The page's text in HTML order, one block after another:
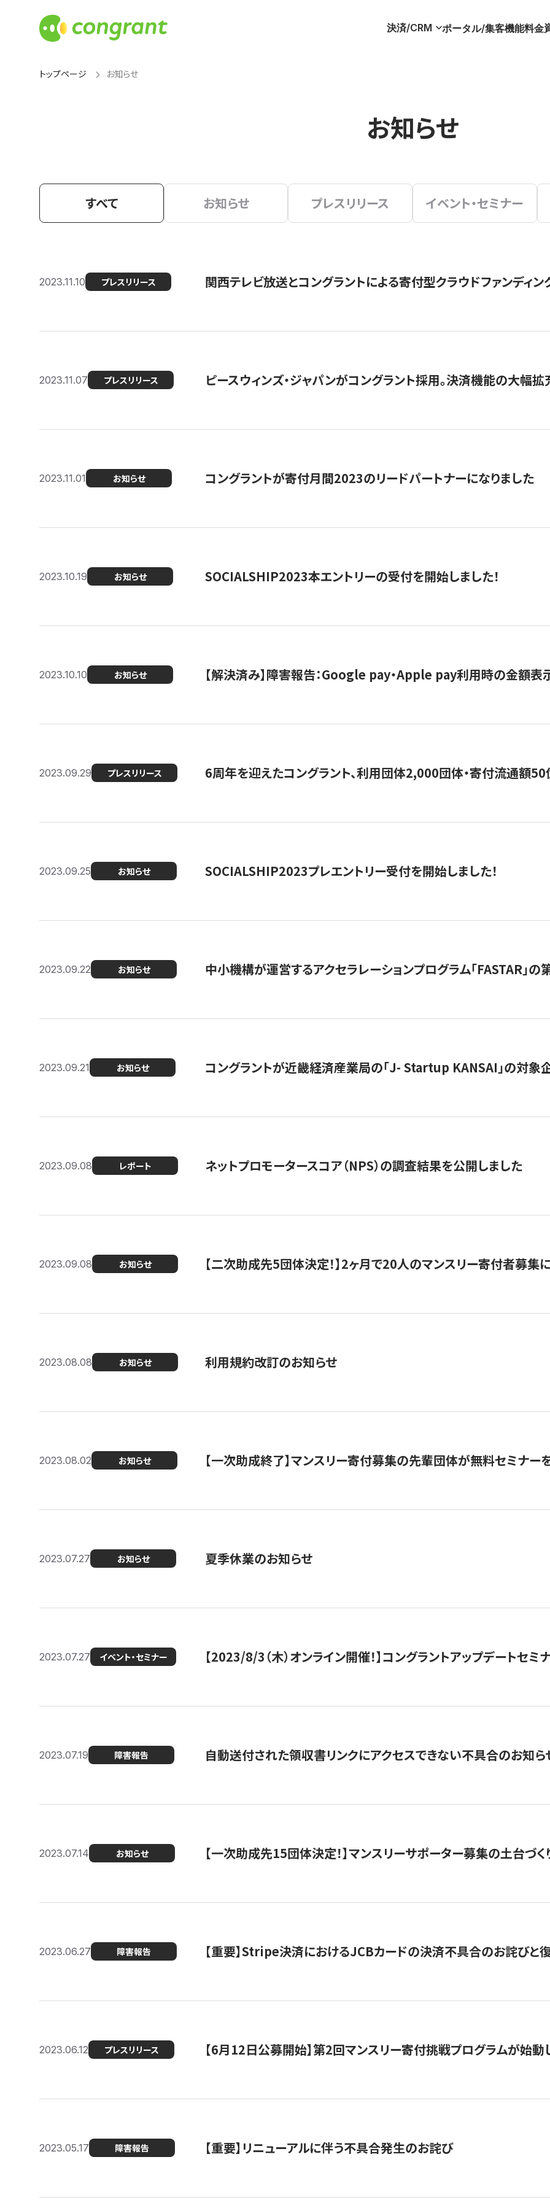
決済/CRM ポータル/集客機能料金
トップページ お知らせ
お知らせ
すべて お知らせ プレスリリース イベント・セミナー
2023.11.10 プレスリリース 関西テレビ放送とコングラントによる寄付型クラウドファンディ
2023.11.07 プレスリリース ピースウィンズ・ジャパンがコングラント採用。決済機能の大幅
2023.11.01 お知らせ コングラントが寄付月間2023のリードパートナーになりました
2023.10.19 お知らせ SOCIALSHIP2023本エントリーの受付を開始しました！
2023.10.10 お知らせ 【解決済み】障害報告：Google pay・Apple pay利用時の金額表
2023.09.29 プレスリリース 6周年を迎えたコングラント、利用団体2,000団体・寄付流通額50
2023.09.25 お知らせ SOCIALSHIP2023プレエントリー受付を開始しました！
2023.09.22 お知らせ 中小機構が運営するアクセラレーションプログラム「FASTAR」
2023.09.21 お知らせ コングラントが近畿経済産業局の「J- Startup KANSAI」の対象
2023.09.08 レポート ネットプロモータースコア（NPS）の調査結果を公開しました
2023.09.08 お知らせ 【二次助成先5団体決定！】2ヶ月で20人のマンスリー寄付者募集
2023.08.08 お知らせ 利用規約改訂のお知らせ
2023.08.02 お知らせ 【一次助成終了】マンスリー寄付募集の先輩団体が無料セミナー
2023.07.27 お知らせ 夏季休業のお知らせ
2023.07.27 イベント・セミナー 【2023/8/3（木）オンライン開催！】コングラントアップデートセ
2023.07.19 障害報告 自動送付された領収書リンクにアクセスできない不具合のお知ら
2023.07.14 お知らせ 【一次助成先15団体決定！】マンスリーサポーター募集の土台づ
2023.06.27 障害報告 【重要】Stripe決済におけるJCBカードの決済不具合のお詫びと
2023.06.12 プレスリリース 【6月12日公募開始】第2回マンスリー寄付挑戦プログラムが始動
2023.05.17 障害報告 【重要】リニューアルに伴う不具合発生のお詫び